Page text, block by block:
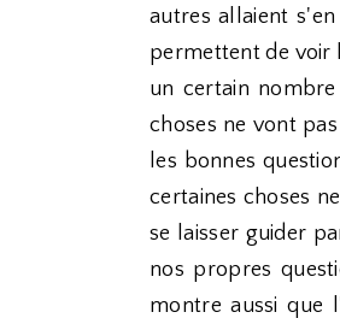
autres allaient
permettent de voir
un certain
choses ne vont
les bonnes
certaines choses
se laisser guider
nos propres
montre aussi que